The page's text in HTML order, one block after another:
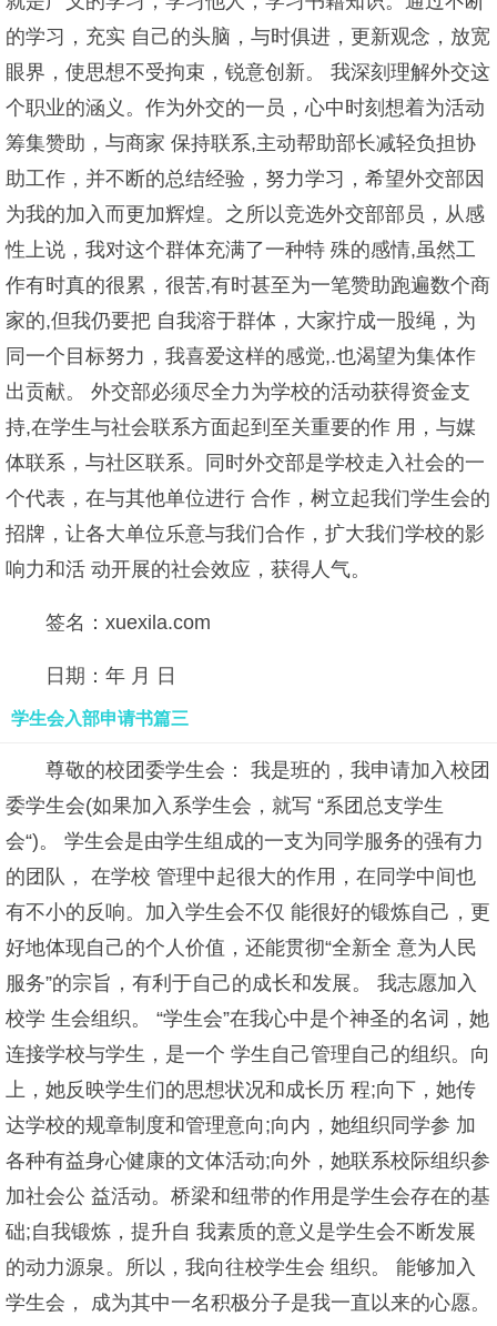
的学习，充实 自己的头脑，与时俱进，更新观念，放宽
眼界，使思想不受拘束，锐意创新。 我深刻理解外交这
个职业的涵义。作为外交的一员，心中时刻想着为活动
筹集赞助，与商家 保持联系,主动帮助部长减轻负担协
助工作，并不断的总结经验，努力学习，希望外交部因
为我的加入而更加辉煌。之所以竞选外交部部员，从感
性上说，我对这个群体充满了一种特 殊的感情,虽然工
作有时真的很累，很苦,有时甚至为一笔赞助跑遍数个商
家的,但我仍要把 自我溶于群体，大家拧成一股绳，为
同一个目标努力，我喜爱这样的感觉,.也渴望为集体作
出贡献。 外交部必须尽全力为学校的活动获得资金支
持,在学生与社会联系方面起到至关重要的作 用，与媒
体联系，与社区联系。同时外交部是学校走入社会的一
个代表，在与其他单位进行 合作，树立起我们学生会的
招牌，让各大单位乐意与我们合作，扩大我们学校的影
响力和活 动开展的社会效应，获得人气。
签名：xuexila.com
日期：年 月 日
学生会入部申请书篇三
尊敬的校团委学生会： 我是班的，我申请加入校团
委学生会(如果加入系学生会，就写 “系团总支学生
会“)。 学生会是由学生组成的一支为同学服务的强有力
的团队， 在学校 管理中起很大的作用，在同学中间也
有不小的反响。加入学生会不仅 能很好的锻炼自己，更
好地体现自己的个人价值，还能贯彻“全新全 意为人民
服务”的宗旨，有利于自己的成长和发展。 我志愿加入
校学 生会组织。 “学生会”在我心中是个神圣的名词，她
连接学校与学生，是一个 学生自己管理自己的组织。向
上，她反映学生们的思想状况和成长历 程;向下，她传
达学校的规章制度和管理意向;向内，她组织同学参 加
各种有益身心健康的文体活动;向外，她联系校际组织参
加社会公 益活动。桥梁和纽带的作用是学生会存在的基
础;自我锻炼，提升自 我素质的意义是学生会不断发展
的动力源泉。所以，我向往校学生会 组织。 能够加入
学生会， 成为其中一名积极分子是我一直以来的心愿。